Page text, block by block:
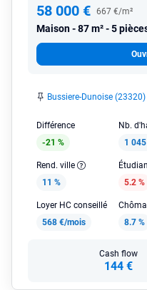
58 000 € 667 €/m²
Maison 87 m² - 5
Bussiere-Dunoise (23320)
Différence
-21 %
Nb.
1
Rend. ville
11 %
5.2 %
Loyer HC conseillé
568 €/mois
8.7 %
Cash flow
144 €